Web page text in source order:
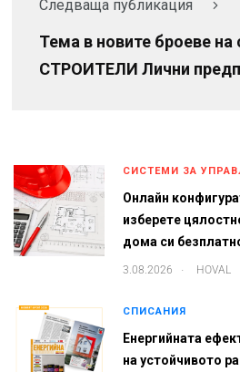
Следваща публикация
Тема в новите броеве на
СТРОИТЕЛИ Лични
СИСТЕМИ ЗА
Онлайн
изберете
дома си
3.08.2026 . HOVAL
СПИСАНИЯ
Енергийната
на устойчивото